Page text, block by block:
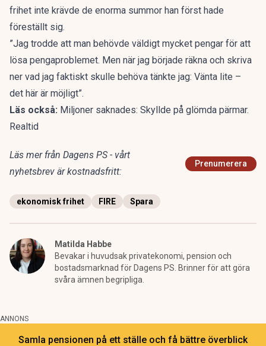
frihet inte krävde de enorma summor han först hade
föreställt sig.
”Jag trodde att man behövde väldigt mycket pengar för att
lösa pengaproblemet. Men när jag började räkna och skriva
ner vad jag faktiskt skulle behöva tänkte jag: Vänta lite –
det här är möjligt”.
Läs också: Miljoner saknades: Skyllde på glömda pärmar.
Realtid
Läs mer från Dagens PS - vårt
nyhetsbrev är kostnadsfritt:
Prenumerera
ekonomisk frihet FIRE Spara
Matilda Habbe
Bevakar i huvudsak privatekonomi, pension och
bostadsmarknad för Dagens PS. Brinner för att göra
svåra ämnen begripliga.
ANNONS
Samla pensionen på ett ställe och få bättre överblick